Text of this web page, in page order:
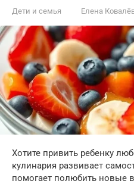
Дети и семья Елена
Хотите привить ребенку
кулинария развивает
помогает полюбить новые